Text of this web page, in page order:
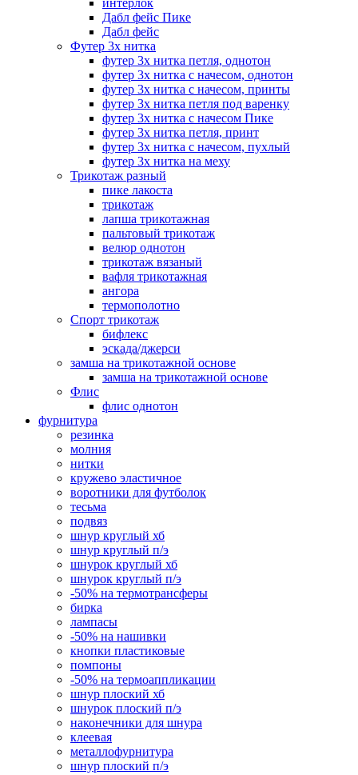
интерлок
Дабл фейс Пике
Дабл фейс
Футер 3х нитка
футер 3х нитка петля, однотон
футер 3х нитка с начесом, однотон
футер 3х нитка с начесом, принты
футер 3х нитка петля под варенку
футер 3х нитка с начесом Пике
футер 3х нитка петля, принт
футер 3х нитка с начесом, пухлый
футер 3х нитка на меху
Трикотаж разный
пике лакоста
трикотаж
лапша трикотажная
пальтовый трикотаж
велюр однотон
трикотаж вязаный
вафля трикотажная
ангора
термополотно
Спорт трикотаж
бифлекс
эскада/джерси
замша на трикотажной основе
замша на трикотажной основе
Флис
флис однотон
фурнитура
резинка
молния
нитки
кружево эластичное
воротники для футболок
тесьма
подвяз
шнур круглый хб
шнур круглый п/э
шнурок круглый хб
шнурок круглый п/э
-50% на термотрансферы
бирка
лампасы
-50% на нашивки
кнопки пластиковые
помпоны
-50% на термоаппликации
шнур плоский хб
шнурок плоский п/э
наконечники для шнура
клеевая
металлофурнитура
шнур плоский п/э